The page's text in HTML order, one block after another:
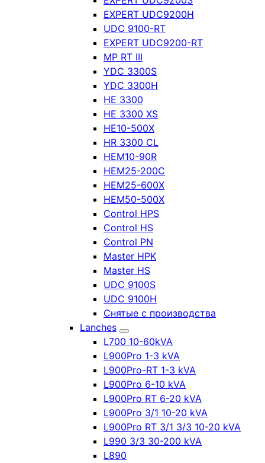
EXPERT UDC9200H
UDC 9100-RT
EXPERT UDC9200-RT
MP RT III
YDC 3300S
YDC 3300H
HE 3300
HE 3300 XS
HE10-500X
HR 3300 CL
HEM10-90R
HEM25-200C
HEM25-600X
HEM50-500X
Control HPS
Control HS
Control PN
Master HPK
Master HS
UDC 9100S
UDC 9100H
Снятые с производства
Lanches
L700 10-60kVA
L900Pro 1-3 kVA
L900Pro-RT 1-3 kVA
L900Pro 6-10 kVA
L900Pro RT 6-20 kVA
L900Pro 3/1 10-20 kVA
L900Pro RT 3/1 3/3 10-20 kVA
L990 3/3 30-200 kVA
L890